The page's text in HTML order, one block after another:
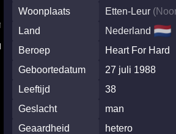
Woonplaats
Etten-Leur (
Land
Nederland 🇳🇱
Beroep
Heart For Hard
Geboortedatum
27 juli 1988
Leeftijd
38
Geslacht
man
Geaardheid
hetero